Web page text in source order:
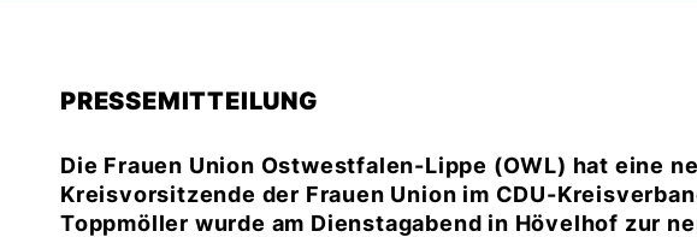
PRESSEMITTEILUNG
Die Frauen Union Ostwestfalen-Lippe (OWL) hat eine
Kreisvorsitzende der Frauen Union im CDU-
Toppmöller wurde am Dienstagabend in Hövelhof zur